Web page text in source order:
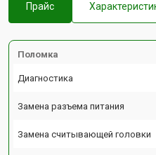
Прайс
Поломка
Диагностика
Замена разъема питания
Замена считывающей головки